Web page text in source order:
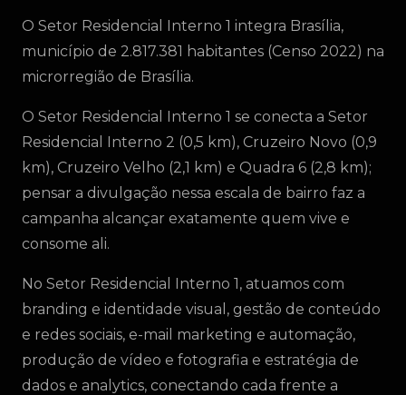
O Setor Residencial Interno 1 integra Brasília,
município de 2.817.381 habitantes (Censo 2022) na
microrregião de Brasília.
O Setor Residencial Interno 1 se conecta a Setor
Residencial Interno 2 (0,5 km), Cruzeiro Novo (0,9
km), Cruzeiro Velho (2,1 km) e Quadra 6 (2,8 km);
pensar a divulgação nessa escala de bairro faz a
campanha alcançar exatamente quem vive e
consome ali.
No Setor Residencial Interno 1, atuamos com
branding e identidade visual, gestão de conteúdo
e redes sociais, e-mail marketing e automação,
produção de vídeo e fotografia e estratégia de
dados e analytics, conectando cada frente a